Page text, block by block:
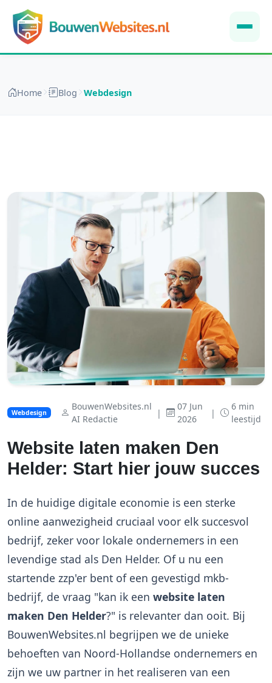
Home Blog Webdesign
Webdesign
BouwenWebsites.nl
AI Redactie
|
07 Jun
2026
|
6 min
leestijd
Website laten maken Den
Helder: Start hier jouw succes
In de huidige digitale economie is een sterke
online aanwezigheid cruciaal voor elk succesvol
bedrijf, zeker voor lokale ondernemers in een
levendige stad als Den Helder. Of u nu een
startende zzp'er bent of een gevestigd mkb-
bedrijf, de vraag "kan ik een website laten
maken Den Helder?" is relevanter dan ooit. Bij
BouwenWebsites.nl begrijpen we de unieke
behoeften van Noord-Hollandse ondernemers en
zijn we uw partner in het realiseren van een